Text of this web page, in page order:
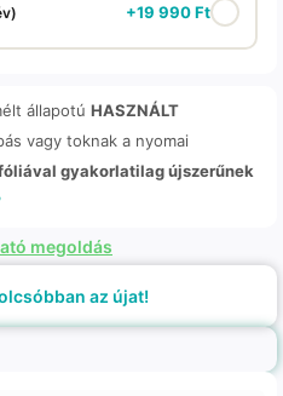
+19 990Ft
állapotú HASZNÁLT
vagy toknak a nyomai
gyakorlatilag újszerűnek
megoldás
az újat!